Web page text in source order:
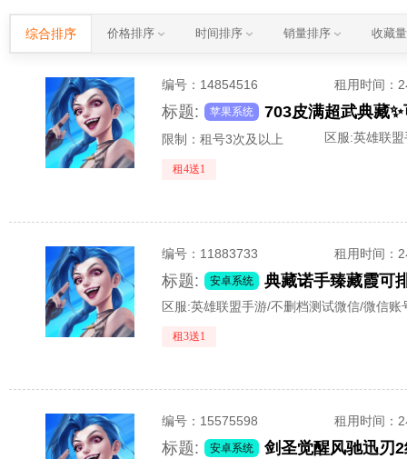
综合排序 价格排序 时间排序 销量排序 收藏
编号： 14854516 租用时间 ：
标题: 苹果系统
限制：租号3次及以上 区服:英雄联
租4送1
编号： 11883733 租用时间 ：
标题: 安卓系统 典藏诺手臻藏霞可
区服:英雄联盟手游/不删档测试微信/微信账
租3送1
编号： 15575598 租用时间 ：
标题: 安卓系统